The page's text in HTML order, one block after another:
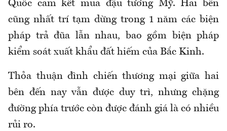
Quốc cam kết mua đậu tương Mỹ. Hai bên
cũng nhất trí tạm dừng trong 1 năm các biện
pháp trả đũa lẫn nhau, bao gồm biện pháp
kiểm soát xuất khẩu đất hiếm của Bắc Kinh.
Thỏa thuận đình chiến thương mại giữa hai
bên đến nay vẫn được duy trì, nhưng chặng
đường phía trước còn được đánh giá là có nhiều
rủi ro.